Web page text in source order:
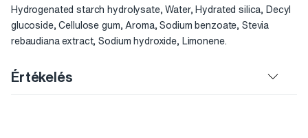
Hydrogenated starch hydrolysate, Water, Hydrated silica, Decyl
glucoside, Cellulose gum, Aroma, Sodium benzoate, Stevia
rebaudiana extract, Sodium hydroxide, Limonene.
Értékelés